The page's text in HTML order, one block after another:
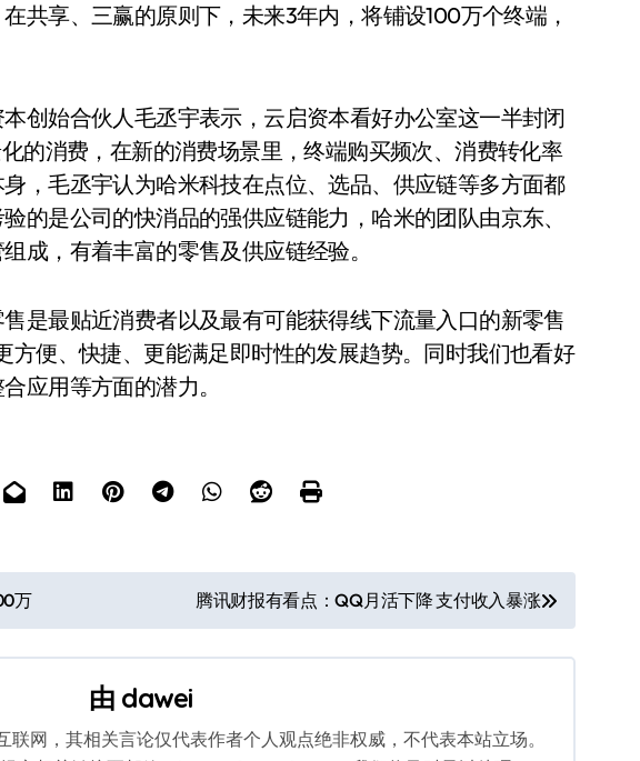
共享、三赢的原则下，未来3年内，将铺设100万个终端，
创始合伙人毛丞宇表示，云启资本看好办公室这一半封闭
的消费，在新的消费场景里，终端购买频次、消费转化率
，毛丞宇认为哈米科技在点位、选品、供应链等多方面都
的是公司的快消品的强供应链能力，哈米的团队由京东、
成，有着丰富的零售及供应链经验。
是最贴近消费者以及最有可能获得线下流量入口的新零售
方便、快捷、更能满足即时性的发展趋势。同时我们也看好
应用等方面的潜力。
万 腾讯财报有看点：QQ月活下降 支付收入暴涨
由 dawei
联网，其相关言论仅代表作者个人观点绝非权威，不代表本站立场。